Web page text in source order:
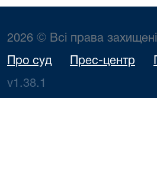
2026 © Всі права захищені
Про суд Прес-центр
v1.38.1